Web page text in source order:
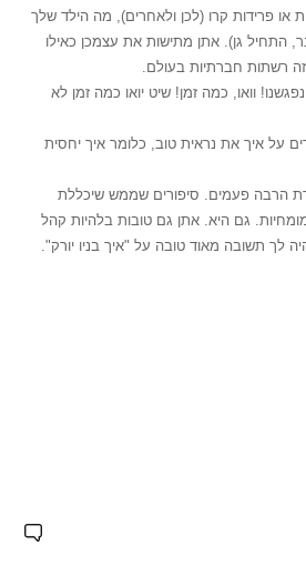
או פרידות קרו (לכן ולאחרים), מה הילד שלך
התחיל גן). אתן מתישות את עצמכן כאילו
רשתות חברתיות בעולם.
וואו, כמה זמן! שיט יואו כמה זמן לא
על איך את נראית טוב, כלומר איך יחסית
הרבה פעמים. סיפורים שממש שיכללת
גם היא. אתן גם טובות בלהיות קהל
לך תשובה מאוד טובה על "איך בניו יורק".